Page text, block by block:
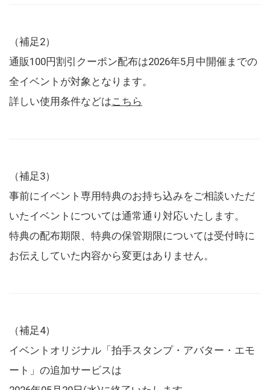
（補足2）
通販100円割引クーポン配布は2026年5月中開催までの
全イベントが対象となります。
詳しい使用条件などはこちら
（補足3）
事前にイベント専用特典のお持ち込みをご相談いただ
いたイベントについては通常通り対応いたします。
特典の配布期限、特典の保管期限については受付時に
お伝えしていた内容から変更はありません。
（補足4）
イベントオリジナル「拍手スタンプ・アバター・エモ
ート」の追加サービスは